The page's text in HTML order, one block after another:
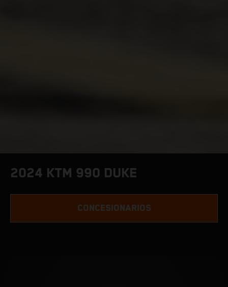
2024 KTM 990 DUKE
CONCESIONARIOS